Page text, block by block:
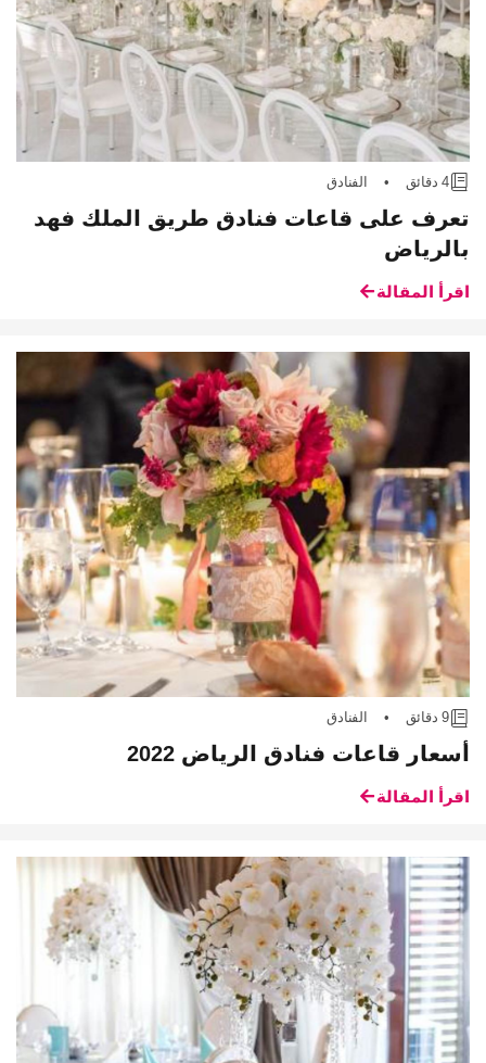
4 دقائق • الفنادق
تعرف على قاعات فنادق طريق الملك فهد
بالرياض
اقرأ المقالة
9 دقائق • الفنادق
أسعار قاعات فنادق الرياض 2022
اقرأ المقالة